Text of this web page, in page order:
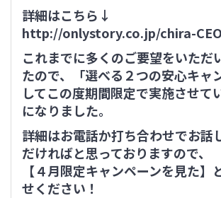
詳細はこちら↓
http://onlystory.co.jp/chira-CEO
これまでに多くのご要望をいただ
たので、「選べる２つの安心キャ
してこの度期間限定で実施させて
になりました。
詳細はお電話か打ち合わせでお話
だければと思っておりますので、
【４月限定キャンペーンを見た】
せください！